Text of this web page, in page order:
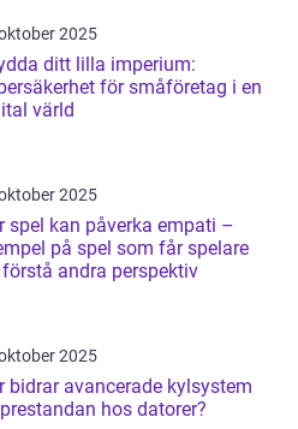
2025
ditt lilla imperium:
för småföretag i en
värld
2025
spel kan påverka empati –
på spel som får spelare
andra perspektiv
2025
bidrar avancerade kylsystem
hos datorer?